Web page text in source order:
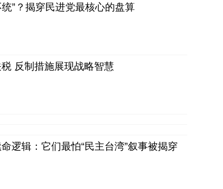
”？揭穿民进党最核心的盘算
反制措施展现战略智慧
逻辑：它们最怕“民主台湾”叙事被揭穿